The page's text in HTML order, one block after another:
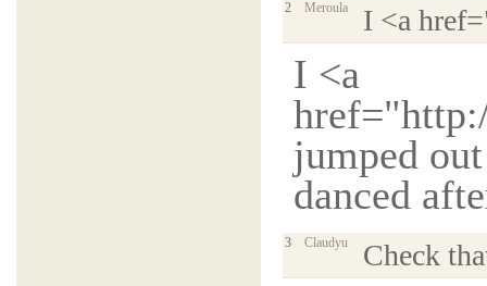
2 Meroula I <a
I <a
jumped
danced
3 Claudyu Check